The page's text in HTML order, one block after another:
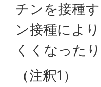
チンを接種
ン接種によ
くくなった
（注釈1）